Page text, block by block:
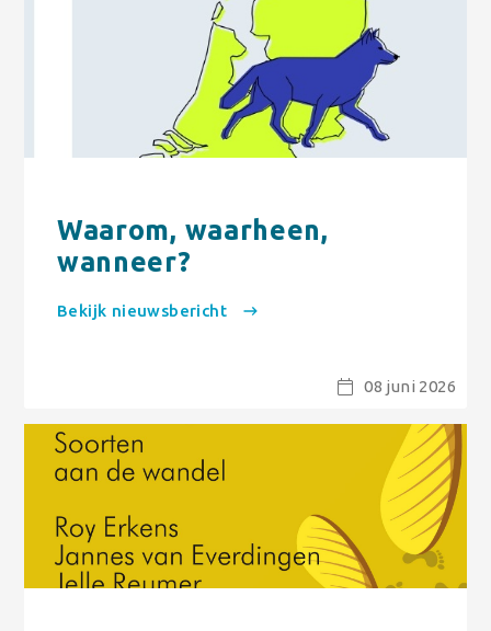
Waarom, waarheen,
wanneer?
Bekijk nieuwsbericht
08 juni 2026